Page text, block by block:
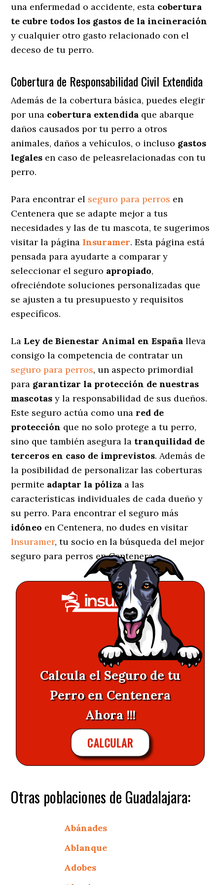
una enfermedad o accidente, esta cobertura
te cubre todos los gastos de la incineración
y cualquier otro gasto relacionado con el
deceso de tu perro.
Cobertura de Responsabilidad Civil Extendida
Además de la cobertura básica, puedes elegir
por una cobertura extendida que abarque
daños causados por tu perro a otros
animales, daños a vehículos, o incluso gastos
legales en caso de peleasrelacionadas con tu
perro.
Para encontrar el seguro para perros en
Centenera que se adapte mejor a tus
necesidades y las de tu mascota, te sugerimos
visitar la página Insuramer. Esta página está
pensada para ayudarte a comparar y
seleccionar el seguro apropiado,
ofreciéndote soluciones personalizadas que
se ajusten a tu presupuesto y requisitos
específicos.
La Ley de Bienestar Animal en España lleva
consigo la competencia de contratar un
seguro para perros, un aspecto primordial
para garantizar la protección de nuestras
mascotas y la responsabilidad de sus dueños.
Este seguro actúa como una red de
protección que no solo protege a tu perro,
sino que también asegura la tranquilidad de
terceros en caso de imprevistos. Además de
la posibilidad de personalizar las coberturas
permite adaptar la póliza a las
características individuales de cada dueño y
su perro. Para encontrar el seguro más
idóneo en Centenera, no dudes en visitar
Insuramer, tu socio en la búsqueda del mejor
seguro para perros en Centenera.
Calcula el Seguro de tu
Perro en Centenera
Ahora !!!
CALCULAR
Otras poblaciones de Guadalajara:
Abánades
Ablanque
Adobes